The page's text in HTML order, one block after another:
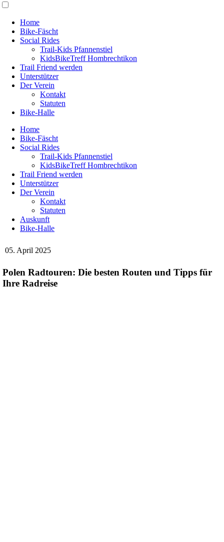
Home
Bike-Fäscht
Social Rides
Trail-Kids Pfannenstiel
KidsBikeTreff Hombrechtikon
Trail Friend werden
Unterstützer
Der Verein
Kontakt
Statuten
Bike-Halle
Home
Bike-Fäscht
Social Rides
Trail-Kids Pfannenstiel
KidsBikeTreff Hombrechtikon
Trail Friend werden
Unterstützer
Der Verein
Kontakt
Statuten
Auskunft
Bike-Halle
05. April 2025
Polen Radtouren: Die besten Routen und Tipps für
Ihre Radreise